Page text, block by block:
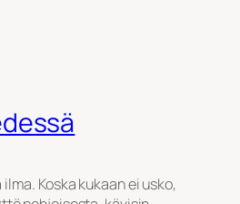
Koska kukaan ei usko,